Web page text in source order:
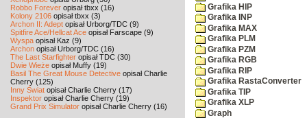
Robbo Forever opisał tbxx (16)
Kolony 2106 opisał tbxx (3)
Archon II: Adept opisał Urborg/TDC (9)
Spitfire Ace/Hellcat Ace opisał Farscape (9)
Wyspa opisał Kaz (9)
Archon opisał Urborg/TDC (16)
The Last Starfighter opisał TDC (30)
Dwie Wieże opisał Muffy (19)
Basil The Great Mouse Detective opisał Charlie
Cherry (125)
Inny Świat opisał Charlie Cherry (17)
Inspektor opisał Charlie Cherry (19)
Grand Prix Simulator opisał Charlie Cherry (16)
Grafika HIP
Grafika INP
Grafika MAX
Grafika PLM
Grafika PZM
Grafika RGB
Grafika RIP
Grafika RastaConverter
Grafika TIP
Grafika XLP
Graph